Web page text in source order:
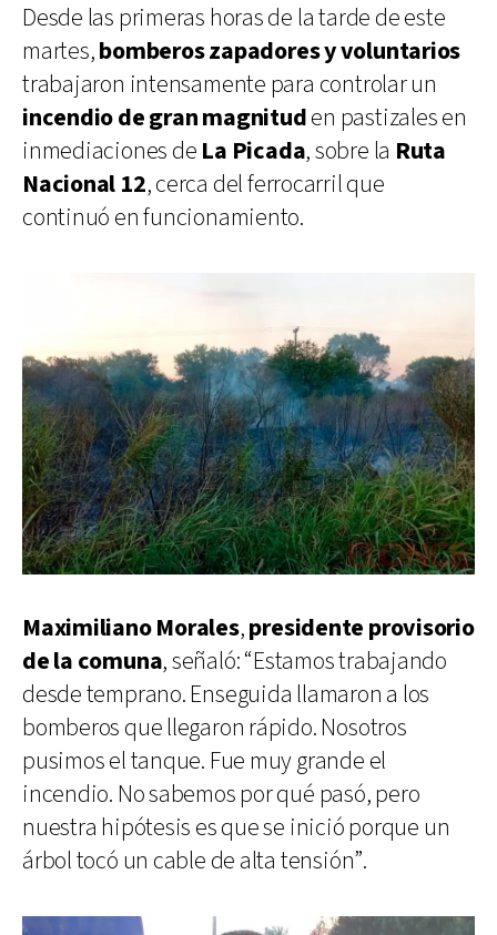
Desde las primeras horas de la tarde de este
martes,bomberos zapadores y voluntarios
trabajaron intensamente para controlar un
incendio de gran magnituden pastizales en
inmediaciones de La Picada, sobre la Ruta
Nacional 12, cerca del ferrocarril que
continuó en funcionamiento.
Maximiliano Morales,presidente provisorio
de la comuna, señaló: “Estamos trabajando
desde temprano. Enseguida llamaron a los
bomberos que llegaron rápido. Nosotros
pusimos el tanque. Fue muy grande el
incendio. No sabemos por qué pasó, pero
nuestra hipótesis es que se inició porque un
árbol tocó un cable de alta tensión”.